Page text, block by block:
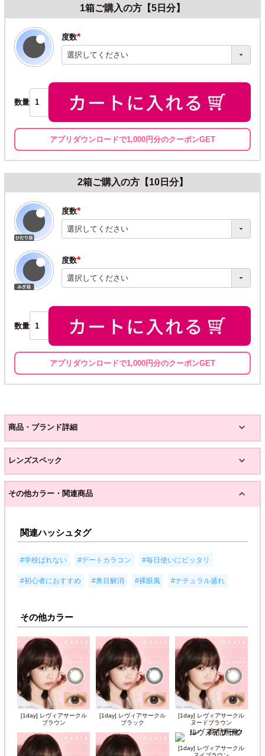
1箱ご購入の方【5日分】
度数
(必
須)
数量
アプリダウンロードで1,000円分のクーポンGET
2箱ご購入の方【10日分】
度数
(必
須)
度数
(必
須)
数量
アプリダウンロードで1,000円分のクーポンGET
商品・ブランド詳細
レンズスペック
その他カラー・関連商品
関連ハッシュタグ
#学校ばれない #デートカラコン #毎日使いにピッタリ
#初心者におすすめ #奥目解消 #裸眼風 #ナチュラル盛れ
その他カラー
[1day] レヴィアサークル
ブラウン
[1day] レヴィアサークル
ブラック
[1day] レヴィアサークル
ヌードブラウン
[1day] レヴィアサークル